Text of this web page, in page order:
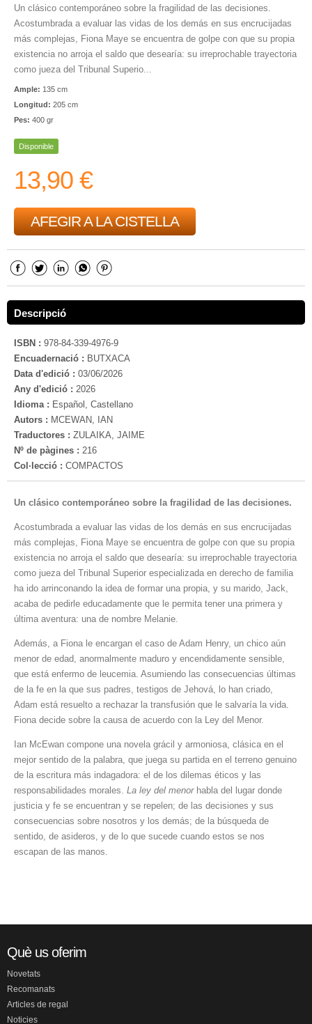
Un clásico contemporáneo sobre la fragilidad de las decisiones.
Acostumbrada a evaluar las vidas de los demás en sus encrucijadas
más complejas, Fiona Maye se encuentra de golpe con que su propia
existencia no arroja el saldo que desearía: su irreprochable trayectoria
como jueza del Tribunal Superio...
Ample: 135 cm
Longitud: 205 cm
Pes: 400 gr
Disponible
13,90 €
AFEGIR A LA CISTELLA
Descripció
ISBN : 978-84-339-4976-9
Encuadernació : BUTXACA
Data d'edició : 03/06/2026
Any d'edició : 2026
Idioma : Español, Castellano
Autors : MCEWAN, IAN
Traductores : ZULAIKA, JAIME
Nº de pàgines : 216
Col·lecció : COMPACTOS
Un clásico contemporáneo sobre la fragilidad de las decisiones.
Acostumbrada a evaluar las vidas de los demás en sus encrucijadas
más complejas, Fiona Maye se encuentra de golpe con que su propia
existencia no arroja el saldo que desearía: su irreprochable trayectoria
como jueza del Tribunal Superior especializada en derecho de familia
ha ido arrinconando la idea de formar una propia, y su marido, Jack,
acaba de pedirle educadamente que le permita tener una primera y
última aventura: una de nombre Melanie.
Además, a Fiona le encargan el caso de Adam Henry, un chico aún
me­nor de edad, anormalmente maduro y encendidamente sensible,
que está enfermo de leucemia. Asumiendo las consecuencias últimas
de la fe en la que sus padres, testigos de Jehová, lo han criado,
Adam está resuelto a rechazar la transfusión que le salvaría la vida.
Fiona decide sobre la causa de acuerdo con la Ley del Menor.
Ian McEwan compone una novela grácil y armoniosa, clásica en el
mejor sentido de la palabra, que juega su partida en el terreno genuino
de la escritura más indagadora: el de los dilemas éticos y las
responsabili­dades morales. La ley del menor habla del lugar donde
justicia y fe se encuentran y se repelen; de las decisiones y sus
consecuencias sobre nosotros y los demás; de la búsqueda de
sentido, de asideros, y de lo que sucede cuando estos se nos
escapan de las manos.
Què us oferim
Novetats
Recomanats
Articles de regal
Noticies